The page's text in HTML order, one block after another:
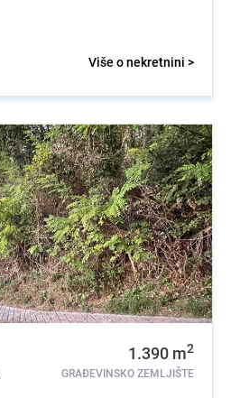
Više o nekretnini >
1.390 m2
GRAĐEVINSKO ZEMLJIŠTE